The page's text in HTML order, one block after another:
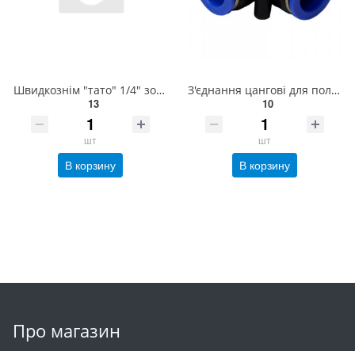
Швидкознім "тато" 1/4" зовнішня різь AIRKRAFT SE3-2PM
13
шт
В корзину
З'єднання цангові для поліуретанових шлангів PU/PR (Р-обр., шланг) 4мм AIRKRAFT SPV04
10
шт
В корзину
Про магазин